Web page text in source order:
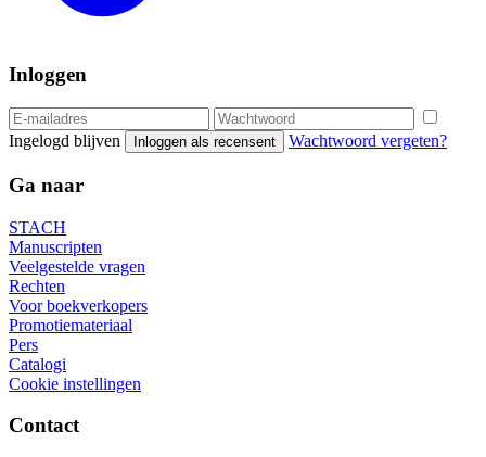
Inloggen
Ingelogd blijven Inloggen als recensent Wachtwoord vergeten?
Ga naar
STACH
Manuscripten
Veelgestelde vragen
Rechten
Voor boekverkopers
Promotiemateriaal
Pers
Catalogi
Cookie instellingen
Contact